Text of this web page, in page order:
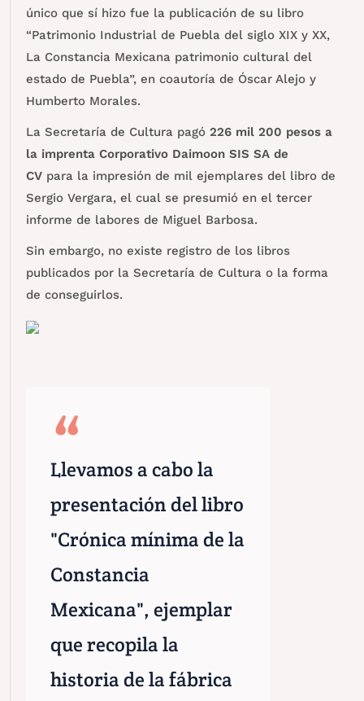
único que sí hizo fue la publicación de su libro
“Patrimonio Industrial de Puebla del siglo XIX y XX,
La Constancia Mexicana patrimonio cultural del
estado de Puebla”, en coautoría de Óscar Alejo y
Humberto Morales.
La Secretaría de Cultura pagó226 mil 200 pesos a
la imprenta Corporativo Daimoon SIS SA de
CV para la impresión de mil ejemplares del libro de
Sergio Vergara, el cual se presumió en el tercer
informe de labores de Miguel Barbosa.
Sin embargo, no existe registro de los libros
publicados por la Secretaría de Cultura o la forma
de conseguirlos.
Llevamos a cabo la
presentación del libro
"Crónica mínima de la
Constancia
Mexicana", ejemplar
que recopila la
historia de la fábrica